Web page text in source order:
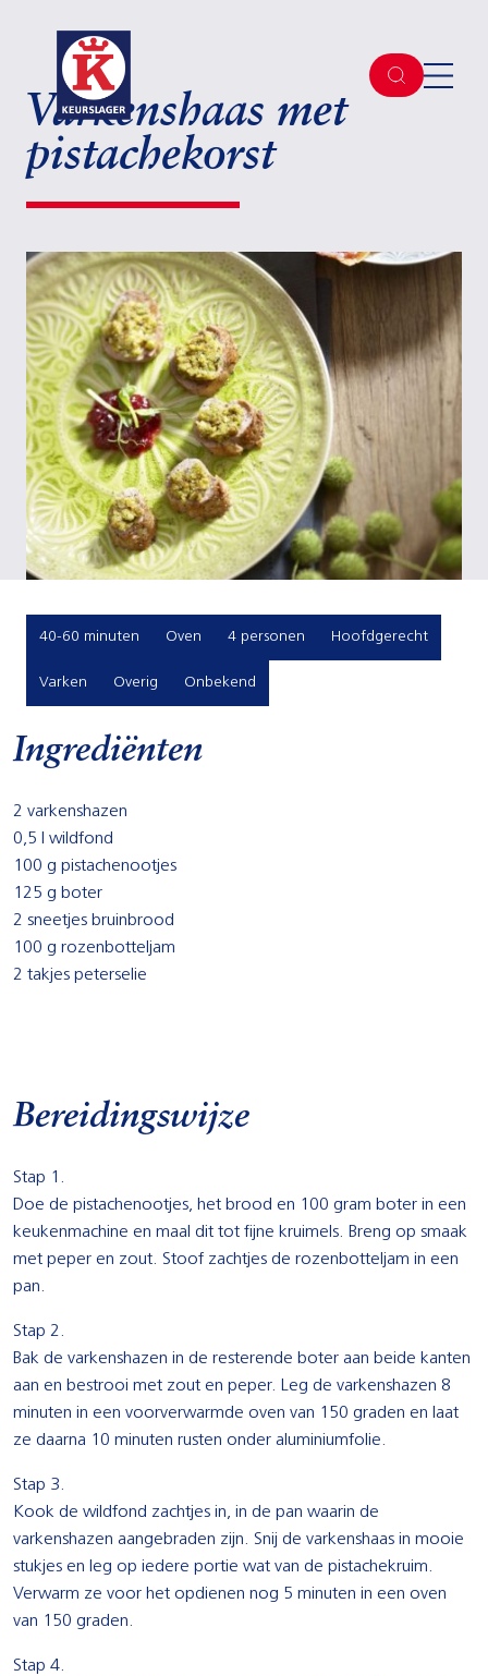
Varkenshaas met
pistachekorst
40-60 minuten Oven 4 personen Hoofdgerecht
Varken Overig Onbekend
Ingrediënten
2 varkenshazen
0,5 l wildfond
100 g pistachenootjes
125 g boter
2 sneetjes bruinbrood
100 g rozenbotteljam
2 takjes peterselie
Bereidingswijze
Stap 1.
Doe de pistachenootjes, het brood en 100 gram boter in een
keukenmachine en maal dit tot fijne kruimels. Breng op smaak
met peper en zout. Stoof zachtjes de rozenbotteljam in een
pan.
Stap 2.
Bak de varkenshazen in de resterende boter aan beide kanten
aan en bestrooi met zout en peper. Leg de varkenshazen 8
minuten in een voorverwarmde oven van 150 graden en laat
ze daarna 10 minuten rusten onder aluminiumfolie.
Stap 3.
Kook de wildfond zachtjes in, in de pan waarin de
varkenshazen aangebraden zijn. Snij de varkenshaas in mooie
stukjes en leg op iedere portie wat van de pistachekruim.
Verwarm ze voor het opdienen nog 5 minuten in een oven
van 150 graden.
Stap 4.